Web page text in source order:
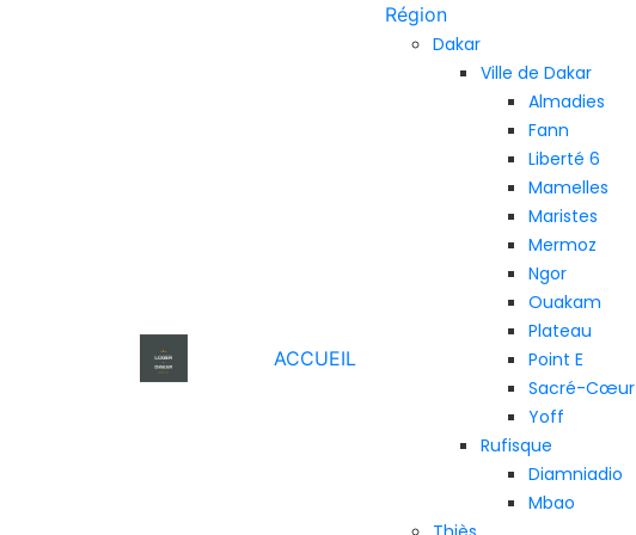
ACCUEIL
Région
Dakar
Ville de Dakar
Almadies
Fann
Liberté 6
Mamelles
Maristes
Mermoz
Ngor
Ouakam
Plateau
Point E
Sacré-Cœur
Yoff
Rufisque
Diamniadio
Mbao